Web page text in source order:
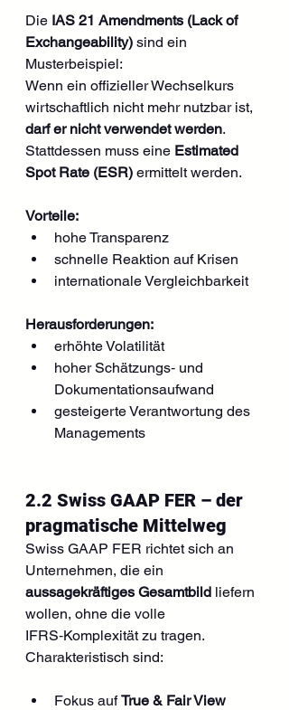
Die IAS 21 Amendments (Lack of
Exchangeability) sind ein
Musterbeispiel:
Wenn ein offizieller Wechselkurs
wirtschaftlich nicht mehr nutzbar ist,
darf er nicht verwendet werden.
Stattdessen muss eine Estimated
Spot Rate (ESR) ermittelt werden.
Vorteile:
hohe Transparenz
schnelle Reaktion auf Krisen
internationale Vergleichbarkeit
Herausforderungen:
erhöhte Volatilität
hoher Schätzungs‑ und
Dokumentationsaufwand
gesteigerte Verantwortung des
Managements
2.2 Swiss GAAP FER – der
pragmatische Mittelweg
Swiss GAAP FER richtet sich an
Unternehmen, die ein
aussagekräftiges Gesamtbild liefern
wollen, ohne die volle
IFRS‑Komplexität zu tragen.
Charakteristisch sind:
Fokus auf True & Fair View